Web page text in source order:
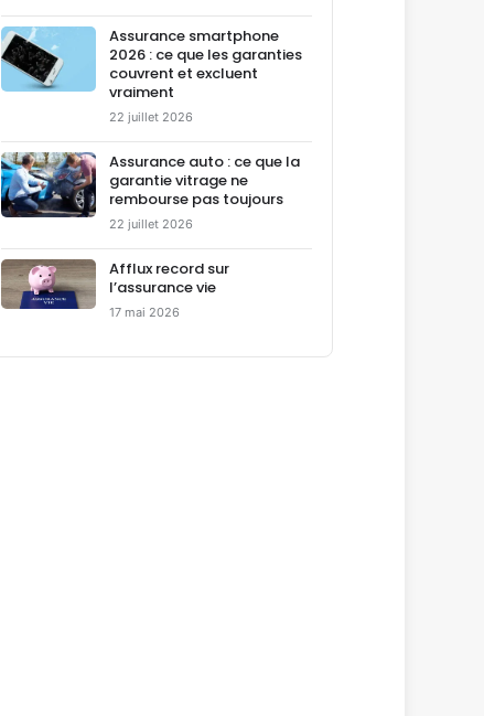
Assurance smartphone
2026 : ce que les garanties
couvrent et excluent
vraiment
22 juillet 2026
Assurance auto : ce que la
garantie vitrage ne
rembourse pas toujours
22 juillet 2026
Afflux record sur
l’assurance vie
17 mai 2026